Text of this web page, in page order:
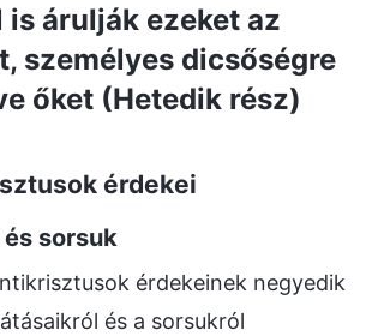
is árulják ezeket az
személyes dicsőségre
őket (Hetedik rész)
érdekei
sorsuk
érdekeinek negyedik
és a sorsukról